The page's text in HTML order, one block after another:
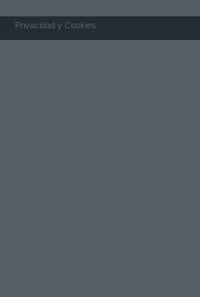
Privacidad y Cookies